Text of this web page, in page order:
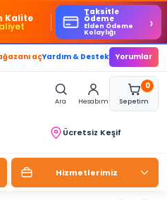
Kalite Taksitle
Ödeme
Elden Ödeme
Kolaylığı
›
açYardım & Destek Yorumlar
Ara Hesabım
0
Sepetim
Ücretsiz Keşif
Hizmetlerimiz